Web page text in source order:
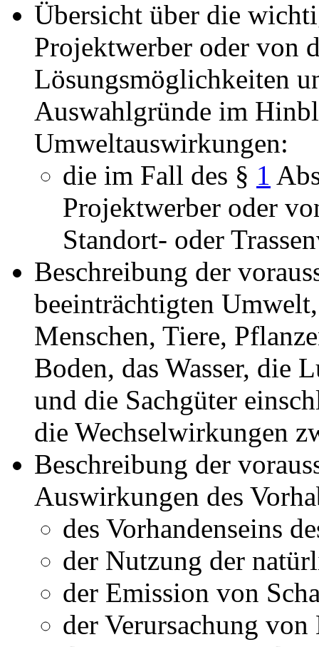
Übersicht über die
Projektwerber oder von
Lösungsmöglichkeiten
Auswahlgründe im
Umweltauswirkungen:
die im Fall des § 1
Projektwerber oder
Standort- oder
Beschreibung der
beeinträchtigten
Menschen, Tiere,
Boden, das Wasser, die
und die Sachgüter
die Wechselwirkungen
Beschreibung der
Auswirkungen des
des Vorhandenseins
der Nutzung der
der Emission von
der Verursachung